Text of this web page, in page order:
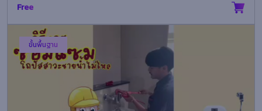
Free
ขั้นพื้นฐาน